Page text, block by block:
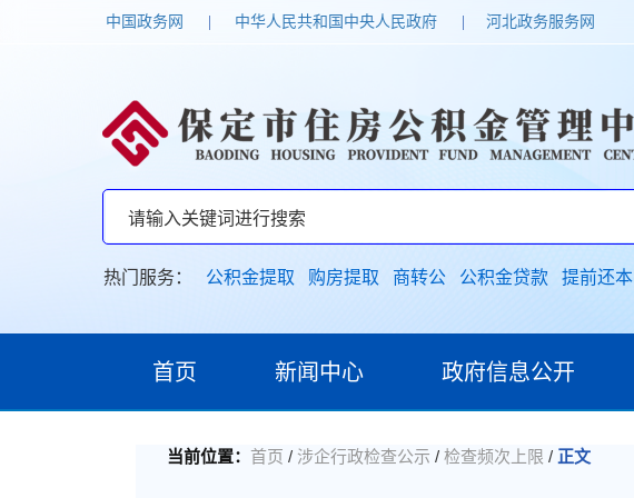
中国政务网 中华人民共和国中央人民政府 河北政务服务网
热门服务： 公积金提取 购房提取 商转公 公积金贷款 提前还本
首页 新闻中心 政府信息公开
当前位置： 首页 / 涉企行政检查公示 / 检查频次上限 / 正文